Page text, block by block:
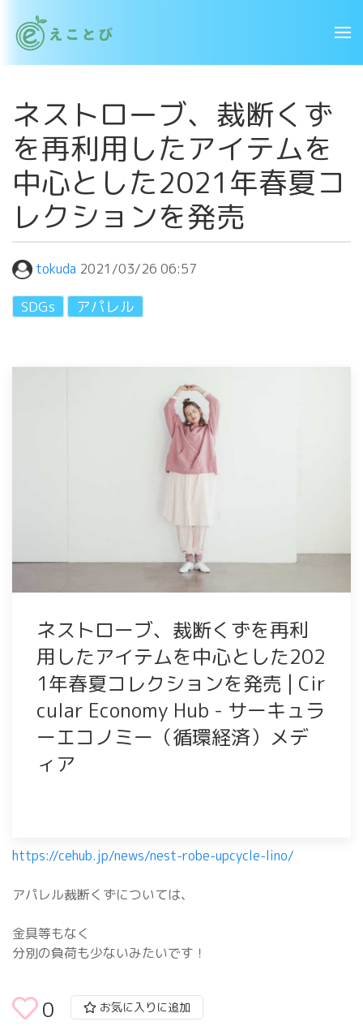
ネストローブ、裁断くず
を再利用したアイテムを
中心とした2021年春夏コ
レクションを発売
tokuda 2021/03/26 06:57
SDGs アパレル
ネストローブ、裁断くずを再利
用したアイテムを中心とした202
1年春夏コレクションを発売 | Cir
cular Economy Hub - サーキュラ
ーエコノミー（循環経済）メデ
ィア
https://cehub.jp/news/nest-robe-upcycle-lino/
アパレル裁断くずについては、
金具等もなく
分別の負荷も少ないみたいです！
0 お気に入りに追加